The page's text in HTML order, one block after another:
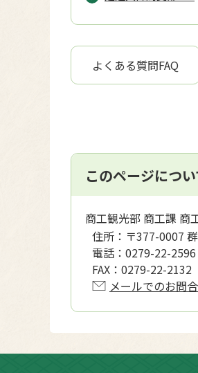
よくある質問FAQ
このページにつ
商工観光部 商工課 商
住所： 〒377-0007
電話： 0279-22-2596
FAX： 0279-22-2132
メールでのお問